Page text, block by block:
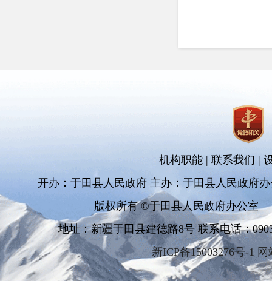
机构职能 | 联系我们 |
开办：于田县人民政府 主办：于田县人民政府
版权所有 ©于田县人民政府办公室
地址：新疆于田县建德路8号 联系电话：
新ICP备15003276号-1